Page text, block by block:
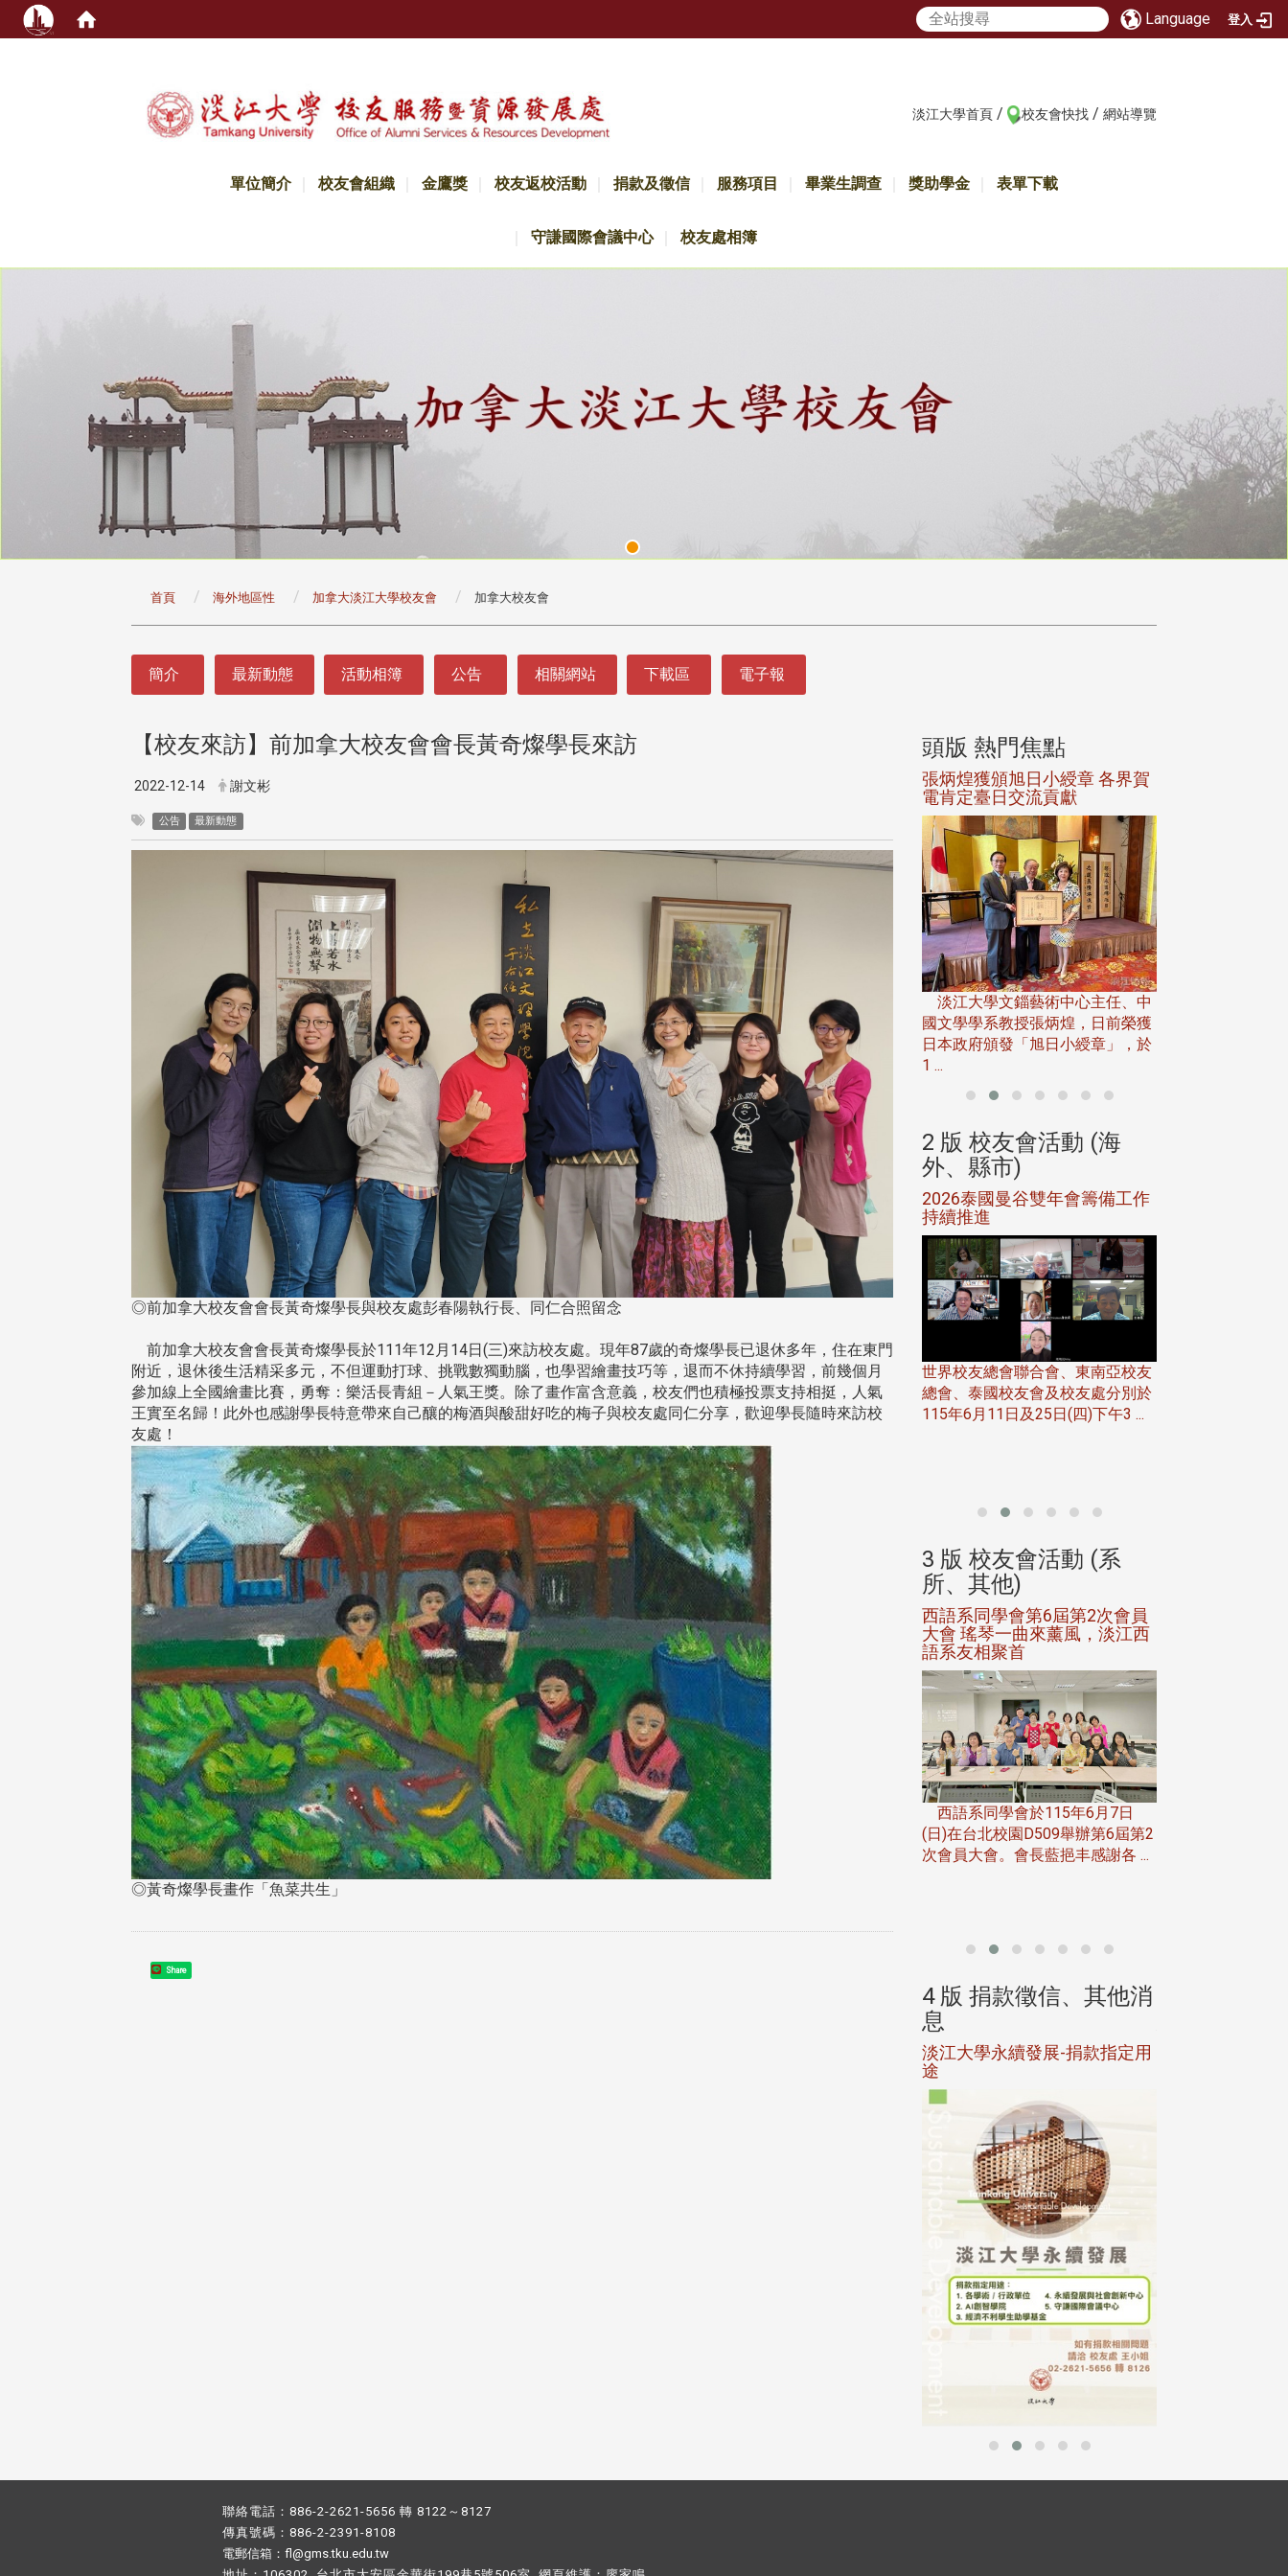
Language 登入
淡江大學首頁 / 校友會快找 / 網站導覽
單位簡介 校友會組織 金鷹獎 校友返校活動 捐款及徵信 服務項目 畢業生調查 獎助學金 表單下載
守謙國際會議中心 校友處相簿
首頁 海外地區性 加拿大淡江大學校友會 加拿大校友會
簡介 最新動態 活動相簿 公告 相關網站 下載區 電子報
【校友來訪】前加拿大校友會會長黃奇燦學長來訪
2022-12-14 謝文彬
公告 最新動態
◎前加拿大校友會會長黃奇燦學長與校友處彭春陽執行長、同仁合照留念
前加拿大校友會會長黃奇燦學長於111年12月14日(三)來訪校友處。現年87歲的奇燦學長已退休多年，住在東門
附近，退休後生活精采多元，不但運動打球、挑戰數獨動腦，也學習繪畫技巧等，退而不休持續學習，前幾個月
參加線上全國繪畫比賽，勇奪：樂活長青組－人氣王獎。除了畫作富含意義，校友們也積極投票支持相挺，人氣
王實至名歸！此外也感謝學長特意帶來自己釀的梅酒與酸甜好吃的梅子與校友處同仁分享，歡迎學長隨時來訪校
友處！
◎黃奇燦學長畫作「魚菜共生」
Share
大學主任秘書曾守正率隊
校友處 深化校友工作交
大學主任秘書、中文系校友
正，於115年6月2日(二)率政
學校友服務相關同仁蒞臨本 ...
頭版 熱門焦點
十四載深耕校友情誼 校友處
執行長彭春陽榮退 校友感念
相伴同行
校友處執行長彭春陽於115年7月
30日(四)榮退，為其十四年來深耕
校友服務、凝聚海內外校友情 ...
頭版 熱門焦點
淡江大學於115年7月30日(四)舉
辦布達暨單位主管交接典禮。115
學年度校友服務暨資源發展 ...
本校校長葛煥昭將於今(115)年7
月31日(五)任期屆滿。董事會於6月
24日(三)下午5時 ...
頭版 熱門焦點
張炳煌獲頒旭日小綬章 各界賀
電肯定臺日交流貢獻
淡江大學文錙藝術中心主任、中
國文學學系教授張炳煌，日前榮獲
日本政府頒發「旭日小綬章」，於
1 ...
校友會活動 (海
校友會於115年6月10日(三)
日(二)，27名校友夥伴一同前
國寧夏省參訪，活 ...
2 版 校友會活動 (海
外、縣市)
台北市校友會6月份活動
台北市校友會於6月6日(六)舉辦
「新店瑠公圳知性健行活動」，在
領隊温明正學長與副領隊呂惠玲學
姐的精 ...
2 版 校友會活動 (海
外、縣市)
台中市校友會拜會盧秀燕市
長 校友交流智慧治理凝聚向
心力
台中市校友會於115年6月24日
(三)舉辦拜會台中市政府活動。參
訪團由母校戰略所所長李大中、 ...
2 版 校友會活動 (海
外、縣市)
南加州校友會召開115年年中
理事會議 許宗由當選116年
會長 並獲授權承辦下屆世界
校友雙年會
南加州校友會於115年6月27日(日)
在美國洛杉磯華僑文教服務中心
（洛僑文化中心）會議室召開115
...
2 版 校友會活動 (海
外、縣市)
2026泰國曼谷雙年會籌備工作
持續推進
世界校友總會聯合會、東南亞校友
總會、泰國校友會及校友處分別於
115年6月11日及25日(四)下午3 ...
校友會活動 (系
系友會第3屆第4次理監事
大學電子與電機系友會於115
月28日在台北校區盛大舉辦
人科技與前瞻應用論壇」，特
3 版 校友會活動 (系
所、其他)
風保系友會蘭陽探梅漫遊 齊聚
共譜初夏歡樂樂章
在連日大雨陰霾下，風保系友會
在115年6月27日(六)舉辦的一日
遊，神奇迎來超幸運好天氣。大 ...
3 版 校友會活動 (系
所、其他)
【校友來訪】香港校友會前會
長葉雅琴、杜天寶學長
香港校友會前會長葉雅琴學姐與
杜天寶學長一家，於115年6月4日
(四)返校拜訪校友處，受到校友 ...
3 版 校友會活動 (系
所、其他)
邱孝賢接任跨業合作協進會第2
屆理事長
跨業合作協進會第二屆第一次會員
大會於6月5日下午7時，在台北校
園D508室舉行，本校潘伯申研發
長、 ...
3 版 校友會活動 (系
所、其他)
西語系同學會第6屆第2次會員
大會 瑤琴一曲來薰風，淡江西
語系友相聚首
西語系同學會於115年6月7日
(日)在台北校園D509舉辦第6屆第2
次會員大會。會長藍挹丰感謝各 ...
4 版 捐款徵信、其他消
息
淡江大學永續發展-捐款指定用
途
聯絡電話：886-2-2621-5656 轉 8122～8127
傳真號碼：886-2-2391-8108
電郵信箱：fl@gms.tku.edu.tw